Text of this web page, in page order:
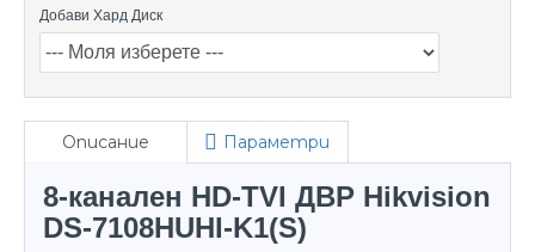
Добави Хард Диск
Описание Параметри
8-канален HD-TVI ДВР Hikvision
DS-7108HUHI-K1(S)